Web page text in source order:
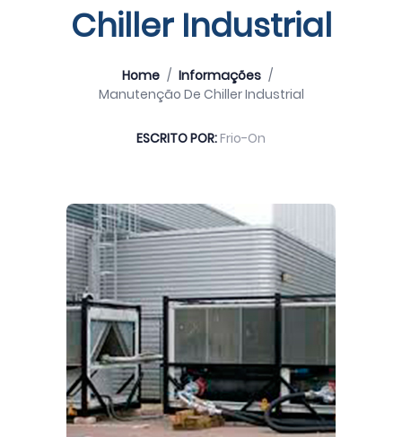
Chiller Industrial
Home / Informações /
Manutenção De Chiller Industrial
ESCRITO POR:Frio-On